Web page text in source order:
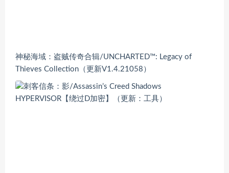
神秘海域：盗贼传奇合辑/UNCHARTED™: Legacy of
Thieves Collection（更新V1.4.21058）